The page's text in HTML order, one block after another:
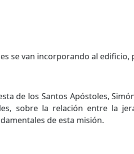
se van incorporando al
de los Santos Apóstoles,
sobre la relación entre la
de esta misión.